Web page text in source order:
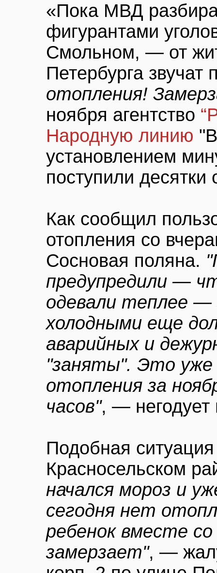
«Пока МВД
фигурантами
Смольном, — от
Петербурга
отопления!
ноября агентство
Народную линию
установлением
поступили
Как сообщил
отопления со
Сосновая поляна.
предупредили —
одевали теплее —
холодными еще
аварийных и
"заняты". Это
отопления за
часов", — негодует
Подобная
Красносельском
начался мороз и
сегодня нет
ребенок вместе
замерзает", —